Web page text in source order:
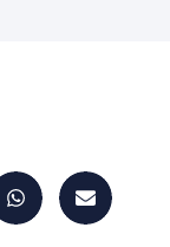
da
doente,
na Carta
um mínimo
no Regime